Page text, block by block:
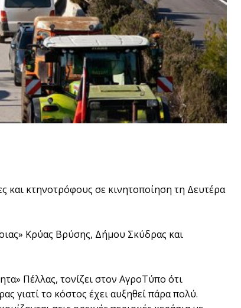
και κτηνοτρόφους σε κινητοποίηση τη Δευτέρα
Κρύας Βρύσης, Δήμου Σκύδρας και
Πέλλας, τονίζει στον ΑγροΤύπο ότι
γιατί το κόστος έχει αυξηθεί πάρα πολύ.